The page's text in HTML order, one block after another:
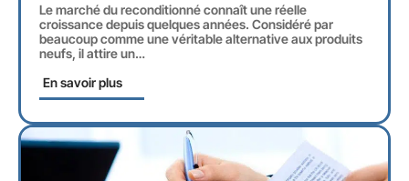
Le marché du reconditionné connaît une réelle
croissance depuis quelques années. Considéré par
beaucoup comme une véritable alternative aux produits
neufs, il attire un…
En savoir plus